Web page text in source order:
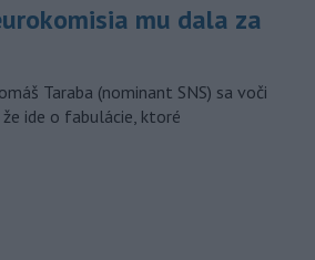
mu dala za
Taraba (nominant SNS) sa voči
ide o fabulácie, ktoré